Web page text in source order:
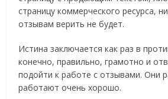
страницу коммерческого ресурса,
отзывам верить не будет.
Истина заключается как раз в
конечно, правильно, грамотно и
подойти к работе с отзывами. Они
работают очень хорошо.